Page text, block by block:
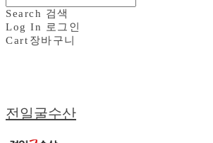
Search 검색
Log In
로그인
Cart 장바구니
전일굴수산